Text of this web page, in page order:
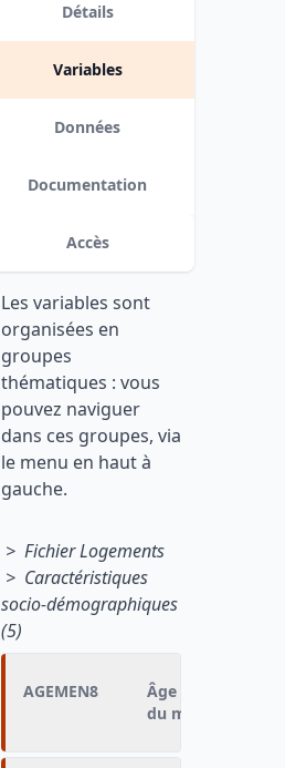
Détails
Variables
Données
Documentation
Accès
Les variables sont
organisées en
groupes
thématiques : vous
pouvez naviguer
dans ces groupes, via
le menu en haut à
gauche.
> Fichier Logements
> Caractéristiques
socio-démographiques
(5)
AGEMEN8
Âge regroupé de
du ménage en 8